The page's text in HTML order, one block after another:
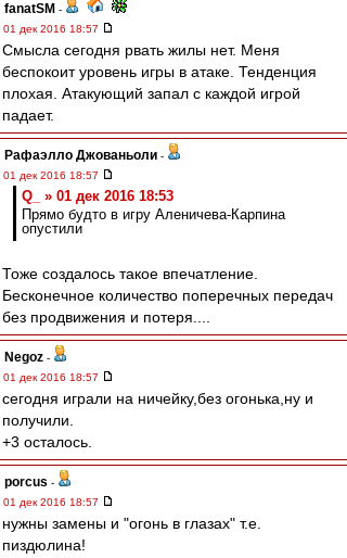
fanatSM -
01 дек 2016 18:57
Смысла сегодня рвать жилы нет. Меня
беспокоит уровень игры в атаке. Тенденция
плохая. Атакующий запал с каждой игрой
падает.
Рафаэлло Джованьоли -
01 дек 2016 18:57
Q_ » 01 дек 2016 18:53
Прямо будто в игру Аленичева-Карпина
опустили
Тоже создалось такое впечатление.
Бесконечное количество поперечных передач
без продвижения и потеря....
Negoz -
01 дек 2016 18:57
сегодня играли на ничейку,без огонька,ну и
получили.
+3 осталось.
porcus -
01 дек 2016 18:57
нужны замены и "огонь в глазах" т.е.
пиздюлина!